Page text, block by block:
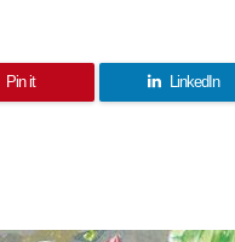
Pin it LinkedIn